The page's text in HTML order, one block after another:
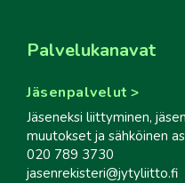
Palvelukanavat
Jäsenpalvelut
Jäseneksi liittyminen,
muutokset ja sähköinen
020 789 3730
jasenrekisteri@jytyliitto.fi